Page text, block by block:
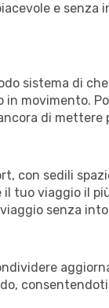
e
sistema di
movimento.
di mettere
con sedili
tuo viaggio il
senza